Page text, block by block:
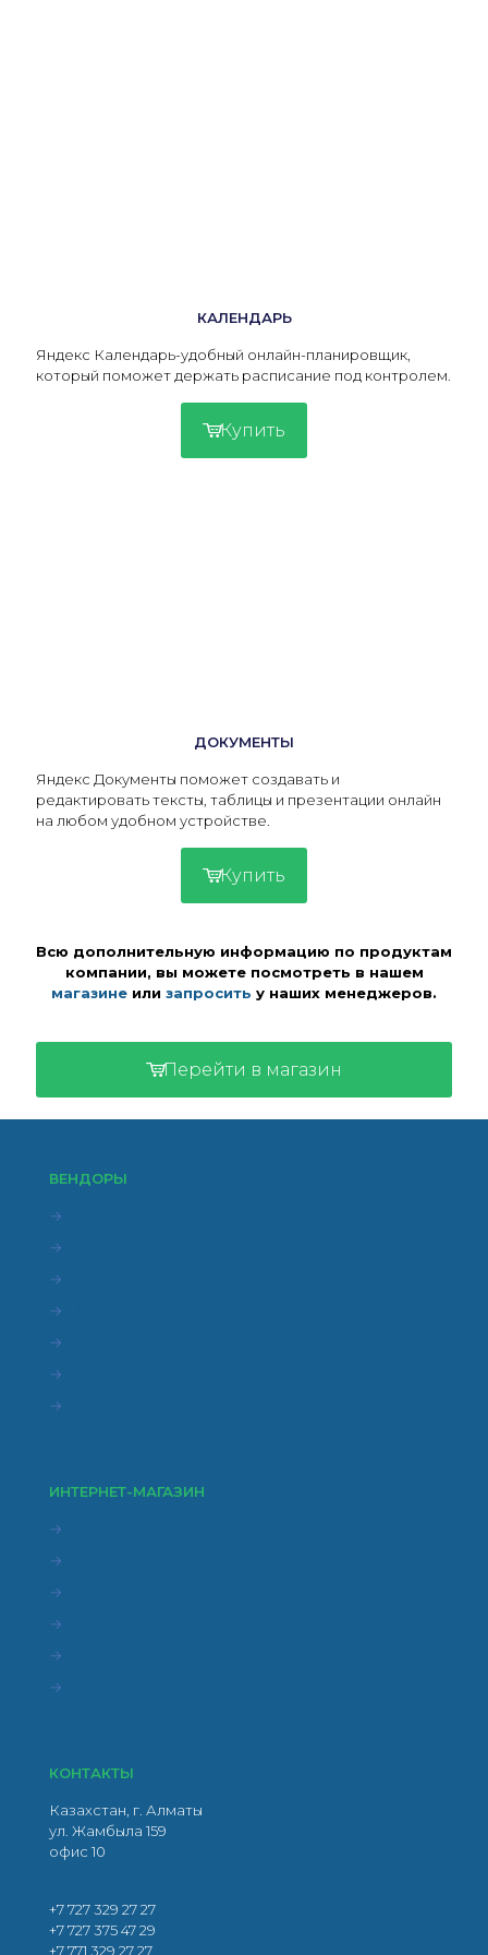
КАЛЕНДАРЬ
Яндекс Календарь-удобный онлайн-планировщик,
который поможет держать расписание под контролем.
Купить
ДОКУМЕНТЫ
Яндекс Документы поможет создавать и
редактировать тексты, таблицы и презентации онлайн
на любом удобном устройстве.
Купить
Всю дополнительную информацию по продуктам
компании, вы можете посмотреть в нашем
магазине или запросить у наших менеджеров.
Перейти в магазин
ВЕНДОРЫ
→
→
→
→
→
→
→
ИНТЕРНЕТ-МАГАЗИН
→
→
→
→
→
→
КОНТАКТЫ
Казахстан, г. Алматы
ул. Жамбыла 159
офис 10
+7 727 329 27 27
+7 727 375 47 29
+7 771 329 27 27